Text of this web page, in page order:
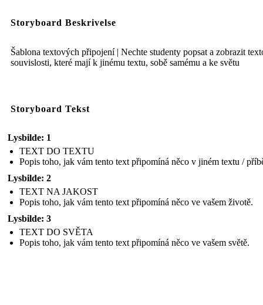
Storyboard Beskrivelse
Šablona textových připojení | Nechte studenty popsat a zobrazit
souvislosti, které mají k jinému textu, sobě samému a ke světu
Storyboard Tekst
Lysbilde: 1
TEXT DO TEXTU
Popis toho, jak vám tento text připomíná něco v jiném textu /
Lysbilde: 2
TEXT NA JAKOST
Popis toho, jak vám tento text připomíná něco ve vašem životě.
Lysbilde: 3
TEXT DO SVĚTA
Popis toho, jak vám tento text připomíná něco ve vašem světě.